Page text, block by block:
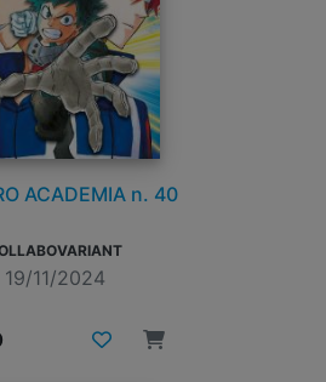
ACADEMIA n. 40
19/11/2024